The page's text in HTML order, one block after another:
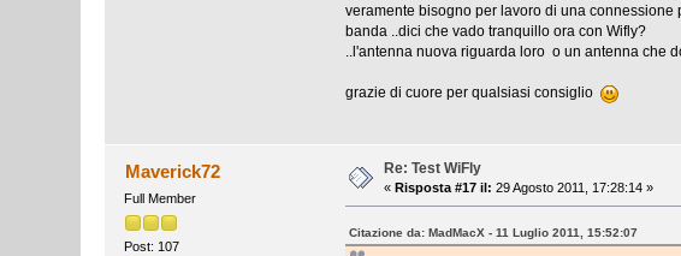
veramente bisogno per lavoro di una
banda ..dici che vado tranquillo ora con Wifly?
..l'antenna nuova riguarda loro o un antenna che
grazie di cuore per qualsiasi consiglio
Maverick72
Full Member
Post: 107
Re: Test WiFly
«Risposta #17 il: 29 Agosto 2011, 17:28:14 »
Citazione da: MadMacX - 11 Luglio 2011, 15:52:07